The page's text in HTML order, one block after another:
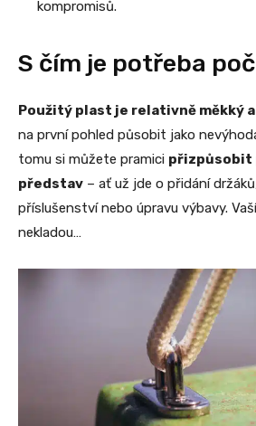
kompromisů.
S čím je potřeba
Použitý plast je relativně měkký
na první pohled působit jako
tomu si můžete pramici přizpůsobit
představ – ať už jde o přidání
příslušenství nebo úpravu výbavy.
nekladou…